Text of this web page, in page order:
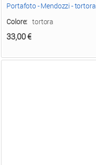
Portafoto - Mendozzi - tortora
Colore: tortora
33,00€